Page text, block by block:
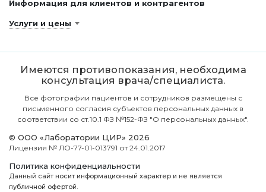
Информация для клиентов и контрагентов
Услуги и цены
Имеются противопоказания, необходима
консультация врача/специалиста.
Все фотографии пациентов и сотрудников размещены с
письменного согласия субъектов персональных данных в
соответствии со ст.10.1 ФЗ №152-ФЗ "О персональных данных".
© ООО «Лаборатории ЦИР» 2026
Лицензия № ЛО-77-01-013791 от 24.01.2017
Политика конфиденциальности
Данный сайт носит информационный характер и не является
публичной офертой.